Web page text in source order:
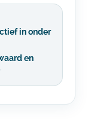
in onder
en